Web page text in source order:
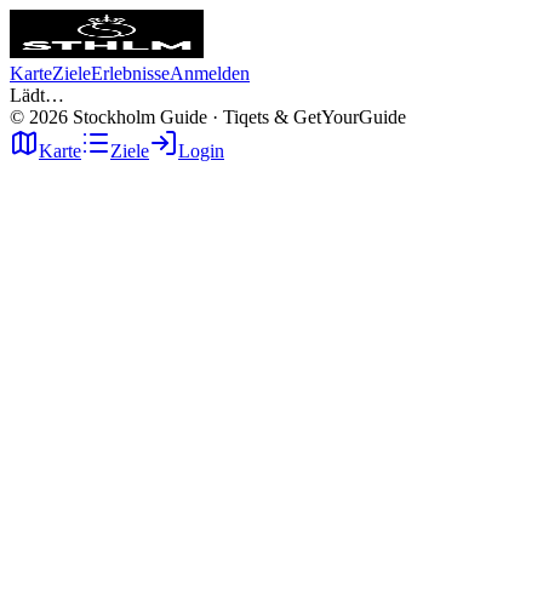
KarteZieleErlebnisseAnmelden
Lädt…
© 2026 Stockholm Guide · Tiqets & GetYourGuide
Karte
Ziele Login